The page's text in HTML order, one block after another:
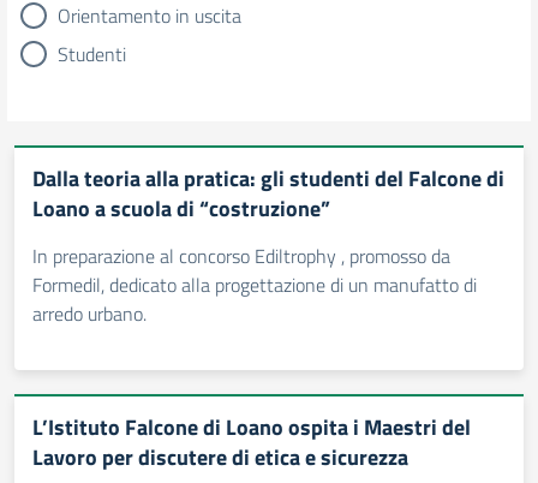
Orientamento in uscita
Studenti
Dalla teoria alla pratica: gli studenti del Falcone di
Loano a scuola di “costruzione”
In preparazione al concorso Ediltrophy , promosso da
Formedil, dedicato alla progettazione di un manufatto di
arredo urbano.
L’Istituto Falcone di Loano ospita i Maestri del
Lavoro per discutere di etica e sicurezza